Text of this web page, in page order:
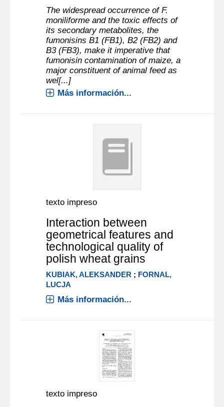
The widespread occurrence of F.
moniliforme and the toxic effects of
its secondary metabolites, the
fumonisins B1 (FB1), B2 (FB2) and
B3 (FB3), make it imperative that
fumonisin contamination of maize, a
major constituent of animal feed as
wel[...]
Más información...
texto impreso
Interaction between
geometrical features and
technological quality of
polish wheat grains
KUBIAK, ALEKSANDER ; FORNAL,
LUCJA
Más información...
texto impreso